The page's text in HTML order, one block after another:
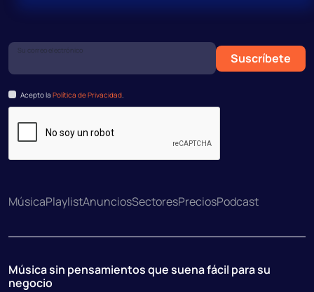
Su correo electrónico
Suscríbete
Acepto la Política de Privacidad.
MúsicaPlaylistAnunciosSectoresPreciosPodcast
Música sin pensamientos que suena fácil para su
negocio